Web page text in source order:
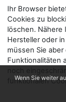
Wenn Sie weiter
Ihr Browser
Cookies zu
löschen. Nähere
Hersteller oder
müssen Sie
Funktionalitäten
funktionalen